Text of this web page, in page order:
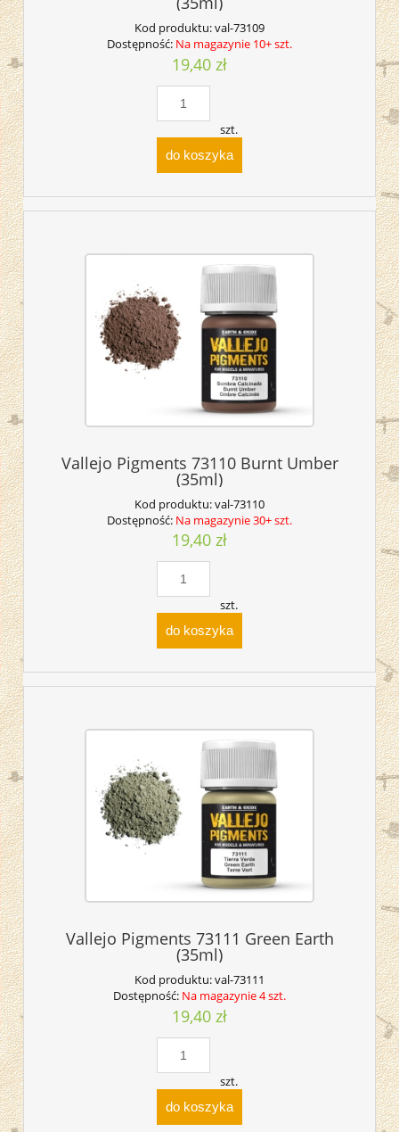
Kod produktu:val-73109
Dostępność: Na magazynie 10+ szt.
19,40 zł
szt.
do koszyka
Vallejo Pigments 73110 Burnt Umber
(35ml)
Kod produktu:val-73110
Dostępność: Na magazynie 30+ szt.
19,40 zł
szt.
do koszyka
Vallejo Pigments 73111 Green Earth
(35ml)
Kod produktu:val-73111
Dostępność: Na magazynie 4 szt.
19,40 zł
szt.
do koszyka